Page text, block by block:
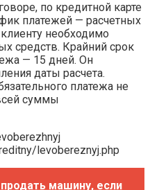
по кредитной карте
платежей — расчетных
необходимо
средств. Крайний срок
— 15 дней. Он
даты расчета.
платежа не
суммы
levobereznyj.php
машину, если